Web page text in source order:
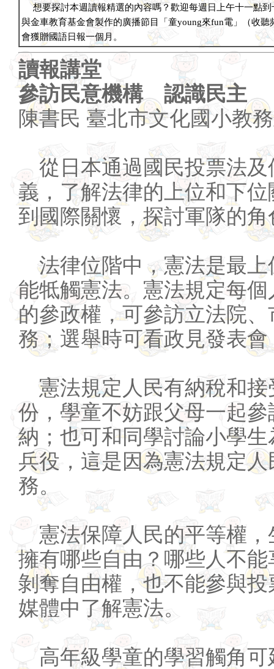
想要探討本週讀報精選的內容嗎？歡迎每週日上午十一點
與金車教育基金會製作的廣播節目「童young來fun電」（收
會獲贈國語日報一個月。
讀報講堂
參訪民意機構 認識民主
陳書民 臺北市文化國小教
從日本通過國民投票法及
義，了解法律的上位和下
到國際關懷，探討軍隊的
法律位階中，憲法是最上
能牴觸憲法。憲法規定每
的參政權，可參訪立法院
務；選舉時可看政見發表
憲法規定人民有納稅和接
份，學童不妨跟父母一起
納；也可和同學討論小學
兵役，這是因為憲法規定
務。
憲法保障人民的平等權，
擁有哪些自由？哪些人不
剝奪自由權，也不能參與
媒體中了解憲法。
高年級學童的學習觸角可